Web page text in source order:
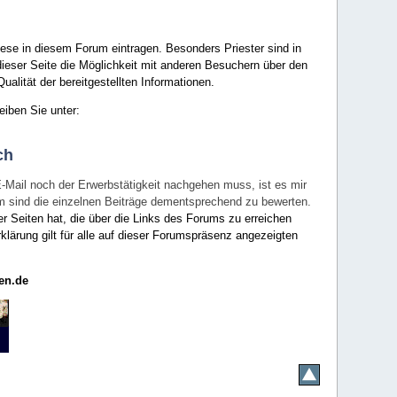
in diesem Forum eintragen. Besonders Priester sind in
Seite die Möglichkeit mit anderen Besuchern über den
der bereitgestellten Informationen.
Sie unter:
noch der Erwerbstätigkeit nachgehen muss, ist es mir
die einzelnen Beiträge dementsprechend zu bewerten.
Seiten hat, die über die Links des Forums zu erreichen
gilt für alle auf dieser Forumspräsenz angezeigten